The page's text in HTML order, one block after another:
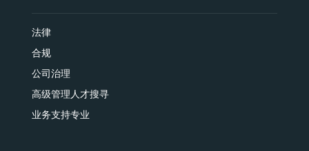
法律
合规
公司治理
高级管理人才搜寻
业务支持专业